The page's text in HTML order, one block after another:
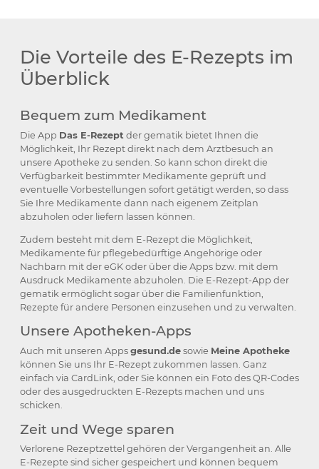
Die Vorteile des E-Rezepts im
Überblick
Bequem zum Medikament
Die App Das E-Rezept der gematik bietet Ihnen die
Möglichkeit, Ihr Rezept direkt nach dem Arztbesuch an
unsere Apotheke zu senden. So kann schon direkt die
Verfügbarkeit bestimmter Medikamente geprüft und
eventuelle Vorbestellungen sofort getätigt werden, so dass
Sie Ihre Medikamente dann nach eigenem Zeitplan
abzuholen oder liefern lassen können.
Zudem besteht mit dem E-Rezept die Möglichkeit,
Medikamente für pflegebedürftige Angehörige oder
Nachbarn mit der eGK oder über die Apps bzw. mit dem
Ausdruck Medikamente abzuholen. Die E-Rezept-App der
gematik ermöglicht sogar über die Familienfunktion,
Rezepte für andere Personen einzusehen und zu verwalten.
Unsere Apotheken-Apps
Auch mit unseren Apps gesund.desowie Meine Apotheke
können Sie uns Ihr E-Rezept zukommen lassen. Ganz
einfach via CardLink, oder Sie können ein Foto des QR-Codes
oder des ausgedruckten E-Rezepts machen und uns
schicken.
Zeit und Wege sparen
Verlorene Rezeptzettel gehören der Vergangenheit an. Alle
E-Rezepte sind sicher gespeichert und können bequem